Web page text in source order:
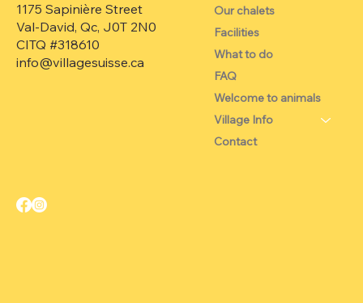
1175 Sapinière Street
Val-David, Qc, J0T 2N0
CITQ #318610
info@villagesuisse.ca
Our chalets
Facilities
What to do
FAQ
Welcome to animals
Village Info
Contact